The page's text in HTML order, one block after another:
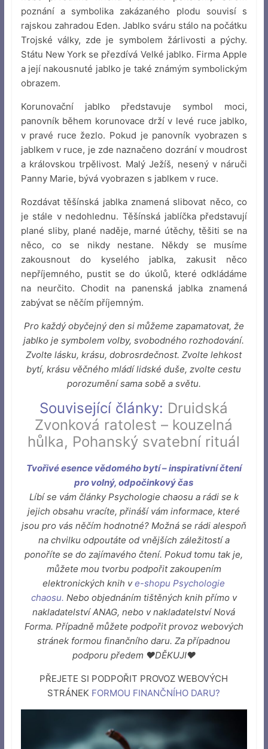
poznání a symbolika zakázaného plodu souvisí s
rajskou zahradou Eden. Jablko sváru stálo na počátku
Trojské války, zde je symbolem žárlivosti a pýchy.
Státu New York se přezdívá Velké jablko. Firma Apple
a její nakousnuté jablko je také známým symbolickým
obrazem.
Korunovační jablko představuje symbol moci,
panovník během korunovace drží v levé ruce jablko,
v pravé ruce žezlo. Pokud je panovník vyobrazen s
jablkem v ruce, je zde naznačeno dozrání v moudrost
a královskou trpělivost. Malý Ježíš, nesený v náruči
Panny Marie, bývá vyobrazen s jablkem v ruce.
Rozdávat těšínská jablka znamená slibovat něco, co
je stále v nedohlednu. Těšínská jablíčka představují
plané sliby, plané naděje, marné útěchy, těšiti se na
něco, co se nikdy nestane. Někdy se musíme
zakousnout do kyselého jablka, zakusit něco
nepříjemného, pustit se do úkolů, které odkládáme
na neurčito. Chodit na panenská jablka znamená
zabývat se něčím příjemným.
Pro každý obyčejný den si můžeme zapamatovat, že
jablko je symbolem volby, svobodného rozhodování.
Zvolte lásku, krásu, dobrosrdečnost. Zvolte lehkost
bytí, krásu věčného mládí lidské duše, zvolte cestu
porozumění sama sobě a světu.
Související články: Druidská
Zvonková ratolest – kouzelná
hůlka, Pohanský svatební rituál
Tvořivé esence vědomého bytí – inspirativní čtení
pro volný, odpočinkový čas
Líbí se vám články Psychologie chaosu a rádi se k
jejich obsahu vracíte, přináší vám informace, které
jsou pro vás něčím hodnotné? Možná se rádi alespoň
na chvilku odpoutáte od vnějších záležitostí a
ponoříte se do zajímavého čtení. Pokud tomu tak je,
můžete mou tvorbu podpořit zakoupením
elektronických knih ve-shopu Psychologie
chaosu. Nebo objednáním tištěných knih přímo v
nakladatelství ANAG, nebo v nakladatelství Nová
Forma. Případně můžete podpořit provoz webových
stránek formou finančního daru. Za případnou
podporu předem ♥DĚKUJI♥
PŘEJETE SI PODPOŘIT PROVOZ WEBOVÝCH
STRÁNEK FORMOU FINANČNÍHO DARU?